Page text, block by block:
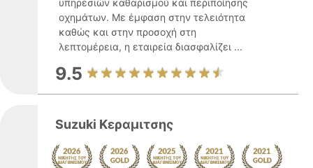
υπηρεσιών καθαρισμού και περιποίησης
οχημάτων. Με έμφαση στην τελειότητα
καθώς και στην προσοχή στη
λεπτομέρεια, η εταιρεία διασφαλίζει ...
9.5
Suzuki Κεραμιτσης